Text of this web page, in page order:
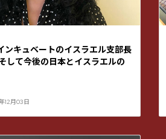
ンキュベートのイスラエル支部長
して今後の日本とイスラエルの
12月03日